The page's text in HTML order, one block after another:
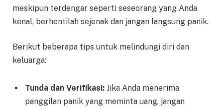
meskipun terdengar seperti seseorang yang Anda
kenal, berhentilah sejenak dan jangan langsung panik.
Berikut beberapa tips untuk melindungi diri dan
keluarga:
Tunda dan Verifikasi: Jika Anda menerima
panggilan panik yang meminta uang, jangan